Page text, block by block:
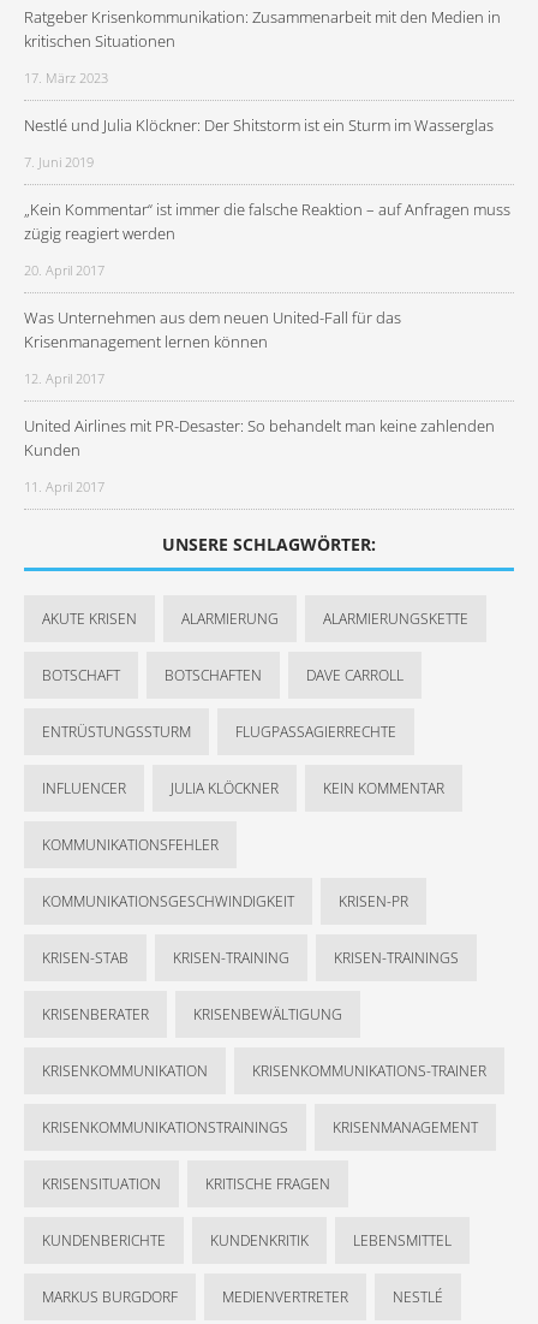
Ratgeber Krisenkommunikation: Zusammenarbeit mit den Medien in
kritischen Situationen
17. März 2023
Nestlé und Julia Klöckner: Der Shitstorm ist ein Sturm im Wasserglas
7. Juni 2019
„Kein Kommentar“ ist immer die falsche Reaktion – auf Anfragen muss
zügig reagiert werden
20. April 2017
Was Unternehmen aus dem neuen United-Fall für das
Krisenmanagement lernen können
12. April 2017
United Airlines mit PR-Desaster: So behandelt man keine zahlenden
Kunden
11. April 2017
UNSERE SCHLAGWÖRTER:
AKUTE KRISEN ALARMIERUNG ALARMIERUNGSKETTE
BOTSCHAFT BOTSCHAFTEN DAVE CARROLL
ENTRÜSTUNGSSTURM FLUGPASSAGIERRECHTE
INFLUENCER JULIA KLÖCKNER KEIN KOMMENTAR
KOMMUNIKATIONSFEHLER
KOMMUNIKATIONSGESCHWINDIGKEIT KRISEN-PR
KRISEN-STAB KRISEN-TRAINING KRISEN-TRAININGS
KRISENBERATER KRISENBEWÄLTIGUNG
KRISENKOMMUNIKATION KRISENKOMMUNIKATIONS-TRAINER
KRISENKOMMUNIKATIONSTRAININGS KRISENMANAGEMENT
KRISENSITUATION KRITISCHE FRAGEN
KUNDENBERICHTE KUNDENKRITIK LEBENSMITTEL
MARKUS BURGDORF MEDIENVERTRETER NESTLÉ